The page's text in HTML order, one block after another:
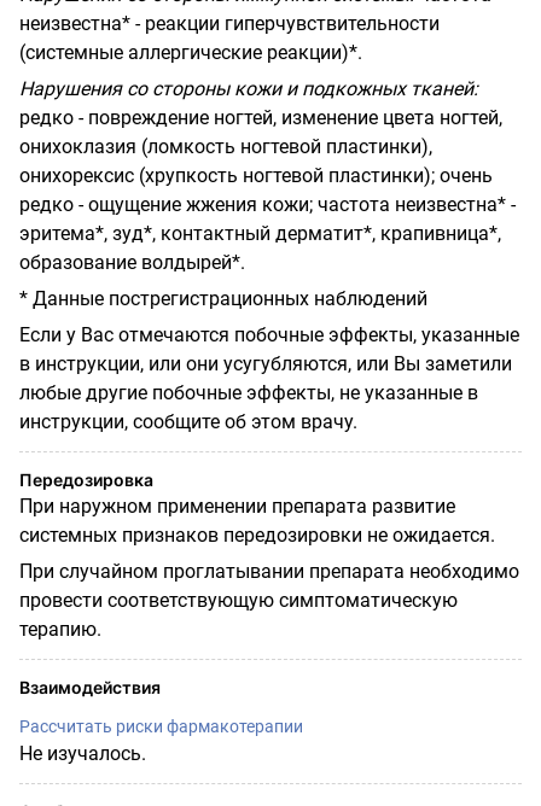
неизвестна* - реакции гиперчувствительности
(системные аллергические реакции)*.
Нарушения со стороны кожи и подкожных тканей:
редко - повреждение ногтей, изменение цвета ногтей,
онихоклазия (ломкость ногтевой пластинки),
онихорексис (хрупкость ногтевой пластинки); очень
редко - ощущение жжения кожи; частота неизвестна* -
эритема*, зуд*, контактный дерматит*, крапивница*,
образование волдырей*.
* Данные пострегистрационных наблюдений
Если у Вас отмечаются побочные эффекты, указанные
в инструкции, или они усугубляются, или Вы заметили
любые другие побочные эффекты, не указанные в
инструкции, сообщите об этом врачу.
Передозировка
При наружном применении препарата развитие
системных признаков передозировки не ожидается.
При случайном проглатывании препарата необходимо
провести соответствующую симптоматическую
терапию.
Взаимодействия
Рассчитать риски фармакотерапии
Не изучалось.